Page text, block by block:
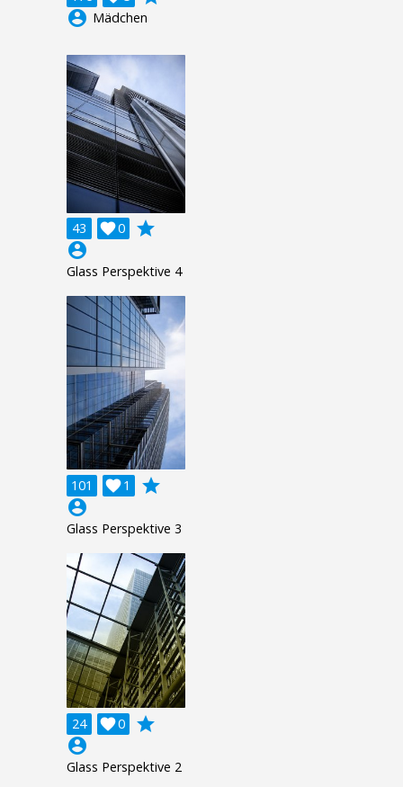
account_circle Mädchen
43 0

grade
account_circle
Glass Perspektive 4
101 1

grade
account_circle
Glass Perspektive 3
24 0

grade
account_circle
Glass Perspektive 2